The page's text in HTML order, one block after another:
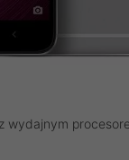
wydajnym